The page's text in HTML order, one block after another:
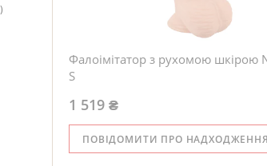
Фалоімітатор з рухомою шкірою
S
ПОВІДОМИТИ ПРО НАДХОДЖЕННЯ
1 519 ₴